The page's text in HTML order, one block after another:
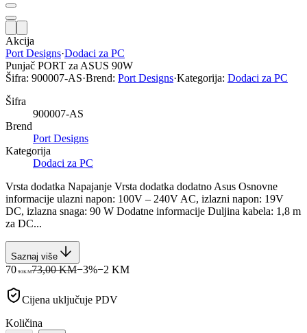
Akcija
Port Designs·Dodaci za PC
Punjač PORT za ASUS 90W
Šifra: 900007-AS·Brend: Port Designs·Kategorija: Dodaci za PC
Šifra
900007-AS
Brend
Port Designs
Kategorija
Dodaci za PC
Vrsta dodatka Napajanje Vrsta dodatka dodatno Asus Osnovne
informacije ulazni napon: 100V – 240V AC, izlazni napon: 19V
DC, izlazna snaga: 90 W Dodatne informacije Duljina kabela: 1,8 m
za DC...
Saznaj više
70 90KM73,00 KM−3%−2 KM
Cijena uključuje PDV
Količina